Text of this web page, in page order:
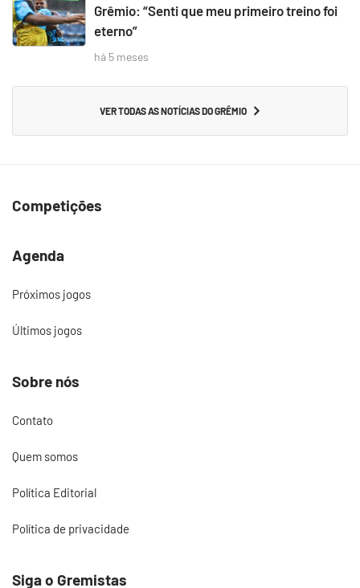
Grêmio: “Senti que meu primeiro treino foi
eterno”
há 5 meses
VER TODAS AS NOTÍCIAS DO GRÊMIO
Competições
Agenda
Próximos jogos
Últimos jogos
Sobre nós
Contato
Quem somos
Política Editorial
Política de privacidade
Siga o Gremistas